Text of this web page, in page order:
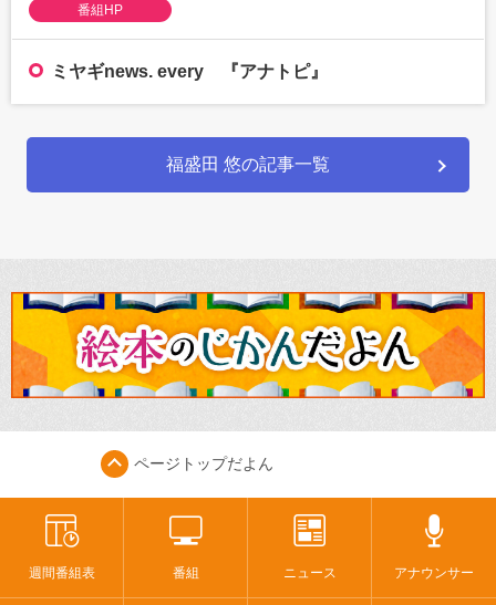
番組HP
ミヤギnews. every 『アナトピ』
福盛田 悠の記事一覧
ページトップだよん
週間番組表 番組 ニュース アナウンサー